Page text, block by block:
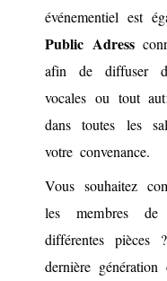
événementiel est
Public Adress
afin de diffuser
vocales ou tout
dans toutes les
votre convenance.
Vous souhaitez
les membres
différentes pièces
dernière génération